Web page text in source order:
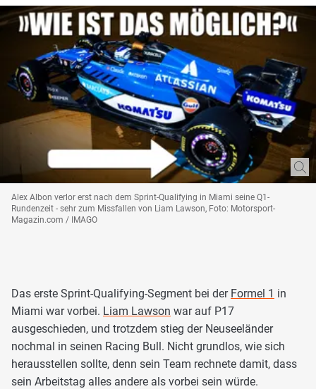
Alex Albon verlor erst nach dem Sprint-Qualifying in Miami seine Q1-
Rundenzeit - sehr zum Missfallen von Liam Lawson, Foto: Motorsport-
Magazin.com / IMAGO
Das erste Sprint-Qualifying-Segment bei der Formel 1 in
Miami war vorbei. Liam Lawson war auf P17
ausgeschieden, und trotzdem stieg der Neuseeländer
nochmal in seinen Racing Bull. Nicht grundlos, wie sich
herausstellen sollte, denn sein Team rechnete damit, dass
sein Arbeitstag alles andere als vorbei sein würde.